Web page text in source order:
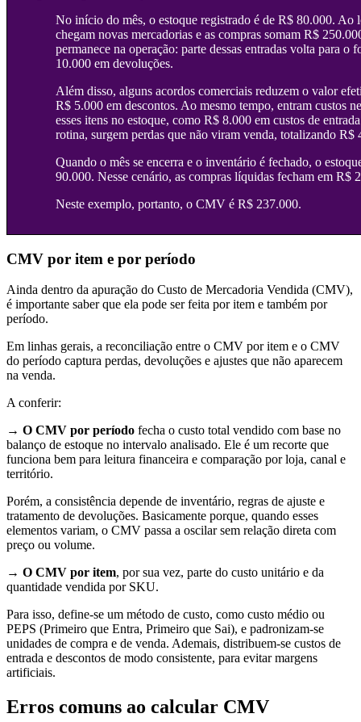
No início do mês, o estoque registrado é de R$ 80.000. Ao
chegam novas mercadorias e as compras somam R$
permanece na operação: parte dessas entradas volta para o
10.000 em devoluções.
Além disso, alguns acordos comerciais reduzem o valor
R$ 5.000 em descontos. Ao mesmo tempo, entram custos
esses itens no estoque, como R$ 8.000 em custos de
rotina, surgem perdas que não viram venda, totalizando R$
Quando o mês se encerra e o inventário é fechado, o
90.000. Nesse cenário, as compras líquidas fecham em R$
Neste exemplo, portanto, o CMV é R$ 237.000.
CMV por item e por período
Ainda dentro da apuração do Custo de Mercadoria Vendida (CMV),
é importante saber que ela pode ser feita por item e também por
período.
Em linhas gerais, a reconciliação entre o CMV por item e o CMV
do período captura perdas, devoluções e ajustes que não aparecem
na venda.
A conferir:
→ O CMV por período fecha o custo total vendido com base no
balanço de estoque no intervalo analisado. Ele é um recorte que
funciona bem para leitura financeira e comparação por loja, canal e
território.
Porém, a consistência depende de inventário, regras de ajuste e
tratamento de devoluções. Basicamente porque, quando esses
elementos variam, o CMV passa a oscilar sem relação direta com
preço ou volume.
→ O CMV por item, por sua vez, parte do custo unitário e da
quantidade vendida por SKU.
Para isso, define-se um método de custo, como custo médio ou
PEPS (Primeiro que Entra, Primeiro que Sai), e padronizam-se
unidades de compra e de venda. Ademais, distribuem-se custos de
entrada e descontos de modo consistente, para evitar margens
artificiais.
Erros comuns ao calcular CMV